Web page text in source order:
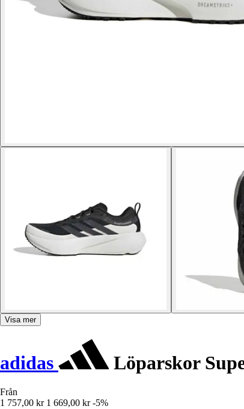
Visa mer
adidas Löparskor
Från
1 757,00 kr 1 669,00 kr -5%